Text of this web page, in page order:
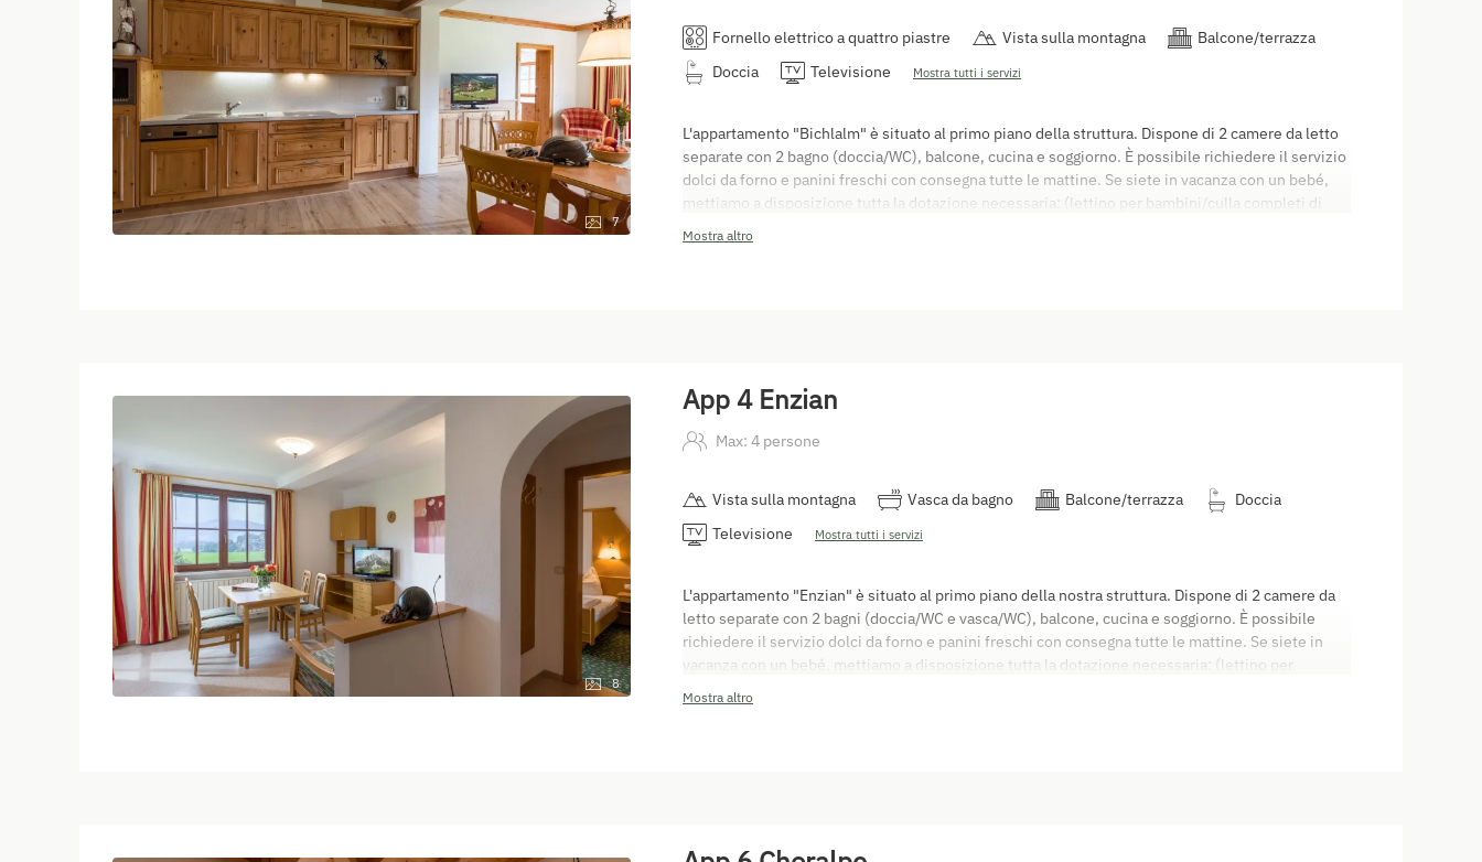
7
Fornello elettrico a quattro piastre Vista sulla montagna
Balcone/terrazza
Doccia
Televisione Mostra tutti i servizi
L'appartamento "Bichlalm" è situato al primo piano della struttura. Dispone di 2 camere da letto
separate con 2 bagno (doccia/WC), balcone, cucina e soggiorno. È possibile richiedere il servizio
dolci da forno e panini freschi con consegna tutte le mattine. Se siete in vacanza con un bebé,
mettiamo a disposizione tutta la dotazione necessaria: (lettino per bambini/culla completi di
biancheria, cestino per pannolini, fasciatoio, prese elettriche con sicurezza, seggiolone,
che farà del vostro soggiorno una vacanza perfetta. Godetevi una meritata vacanza!
Mostra altro
8
App 4 Enzian
Max: 4 persone
Vista sulla montagna Vasca da bagno Balcone/terrazza
Doccia
Televisione
Mostra tutti i servizi
L'appartamento "Enzian" è situato al primo piano della nostra struttura. Dispone di 2 camere da
letto separate con 2 bagni (doccia/WC e vasca/WC), balcone, cucina e soggiorno. È possibile
richiedere il servizio dolci da forno e panini freschi con consegna tutte le mattine. Se siete in
vacanza con un bebé, mettiamo a disposizione tutta la dotazione necessaria: (lettino per
bambini/culla completi di biancheria, cestino per pannolini, fasciatoio, prese elettriche con
meritata vacanza!
Mostra altro